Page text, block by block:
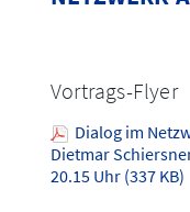
Vortrags-Flyer
Dialog im
Dietmar
20.15 Uhr (337 KB)